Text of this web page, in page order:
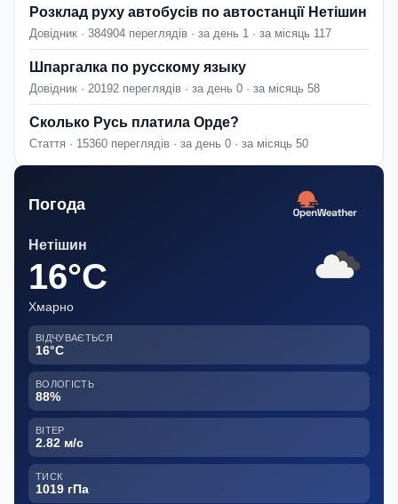
Розклад руху автобусів по автостанції Нетішин
Довідник · 384904 переглядів · за день 1 · за місяць 117
Шпаргалка по русскому языку
Довідник · 20192 переглядів · за день 0 · за місяць 58
Сколько Русь платила Орде?
Стаття · 15360 переглядів · за день 0 · за місяць 50
Погода
Нетішин
16°C
Хмарно
ВІДЧУВАЄТЬСЯ
16°C
ВОЛОГІСТЬ
88%
ВІТЕР
2.82 м/с
ТИСК
1019 гПа